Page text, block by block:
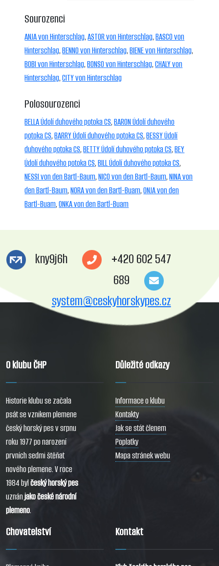
Sourozenci
ANJA von Hinterschlag,ASTOR von Hinterschlag,BASCO von
Hinterschlag,BENNO von Hinterschlag,BIENE von Hinterschlag,
BOBI von Hinterschlag,BONSO von Hinterschlag,CHALY von
Hinterschlag,CITY von Hinterschlag
Polosourozenci
BELLA Údolí duhového potoka CS,BARON Údolí duhového
potoka CS,BARRY Údolí duhového potoka CS,BESSY Údolí
duhového potoka CS,BETTY Údolí duhového potoka CS,BEY
Údolí duhového potoka CS,BILL Údolí duhového potoka CS,
NESSI von den Bartl-Baum,NICO von den Bartl-Baum,NINA von
den Bartl-Baum,NORA von den Bartl-Buam,ONJA von den
Bartl-Buam,ONKA von den Bartl-Buam
kny9j6h
+420 602 547
689
system@ceskyhorskypes.cz
O klubu ČHP
Historie klubu se začala
psát se vznikem plemene
český horský pes v srpnu
roku 1977 po narození
prvních sedmi štěňat
nového plemene. V roce
1984 bylčeský horský pes
uznánjako české národní
plemeno.
Důležité odkazy
Informace o klubu
Kontakty
Jak se stát členem
Poplatky
Mapa stránek webu
Chovatelství Kontakt